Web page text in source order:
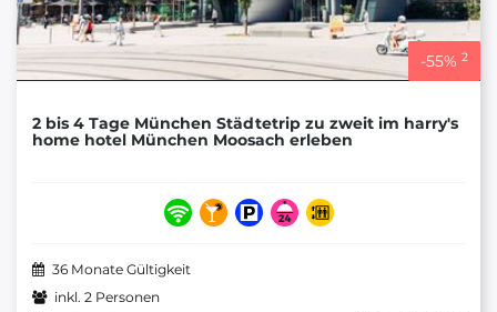
-55% 2
2 bis 4 Tage München Städtetrip zu zweit im harry's
home hotel München Moosach erleben
36 Monate Gültigkeit
inkl. 2 Personen